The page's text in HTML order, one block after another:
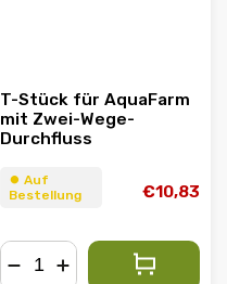
T-Stück für AquaFarm
mit Zwei-Wege-
Durchfluss
⏺︎ Auf
Bestellung
€10,83